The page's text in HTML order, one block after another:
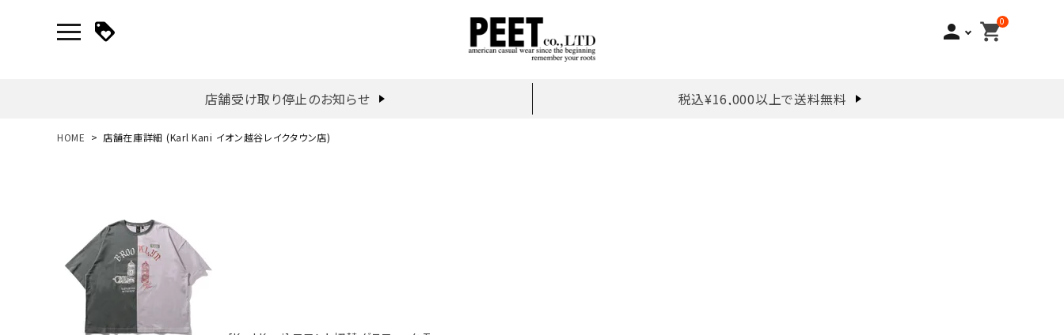
person 0
shopping_cart
店舗受け取り停止のお知らせ 税込¥16,000以上で送料無料
新規会員登録｜ログイン
詳しい条件から探す
HOME 店舗在庫詳細 (Karl Kani イオン越谷レイクタウン店)